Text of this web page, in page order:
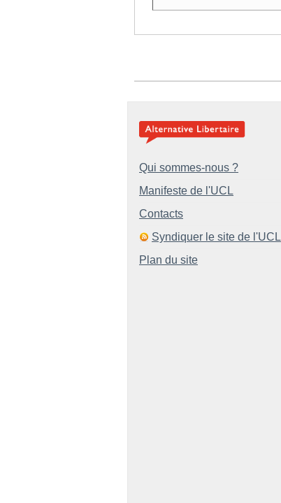
Qui sommes-nous ?
Manifeste de l'UCL
Contacts
Syndiquer le site de l'UCL
Plan du site